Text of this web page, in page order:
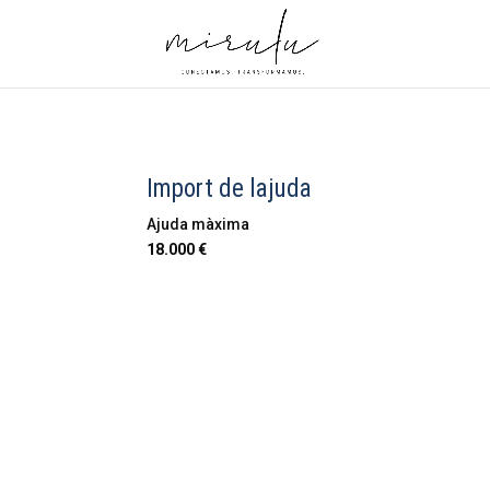
Import de lajuda
Ajuda màxima
18.000 €